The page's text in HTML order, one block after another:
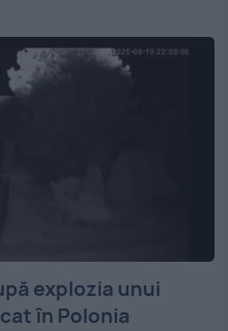
explozia unui
în Polonia